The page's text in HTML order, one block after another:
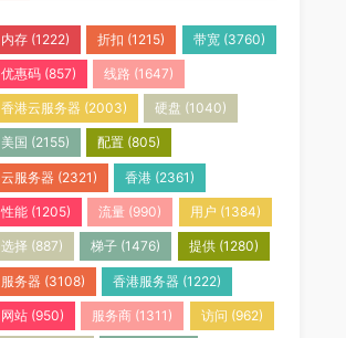
内存 (1222) 折扣 (1215) 带宽(3760)
优惠码 (857) 线路 (1647)
香港云服务器 (2003) 硬盘 (1040)
美国 (2155) 配置 (805)
云服务器 (2321) 香港 (2361)
性能 (1205) 流量 (990) 用户 (1384)
选择 (887) 梯子 (1476) 提供(1280)
服务器 (3108) 香港服务器 (1222)
网站 (950) 服务商 (1311) 访问 (962)